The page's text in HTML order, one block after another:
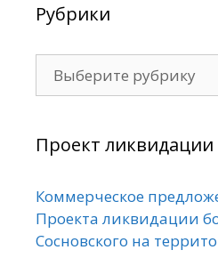
Рубрики
Рубрики
Проект
Коммерческое
Проекта ликвидации
Сосновского на